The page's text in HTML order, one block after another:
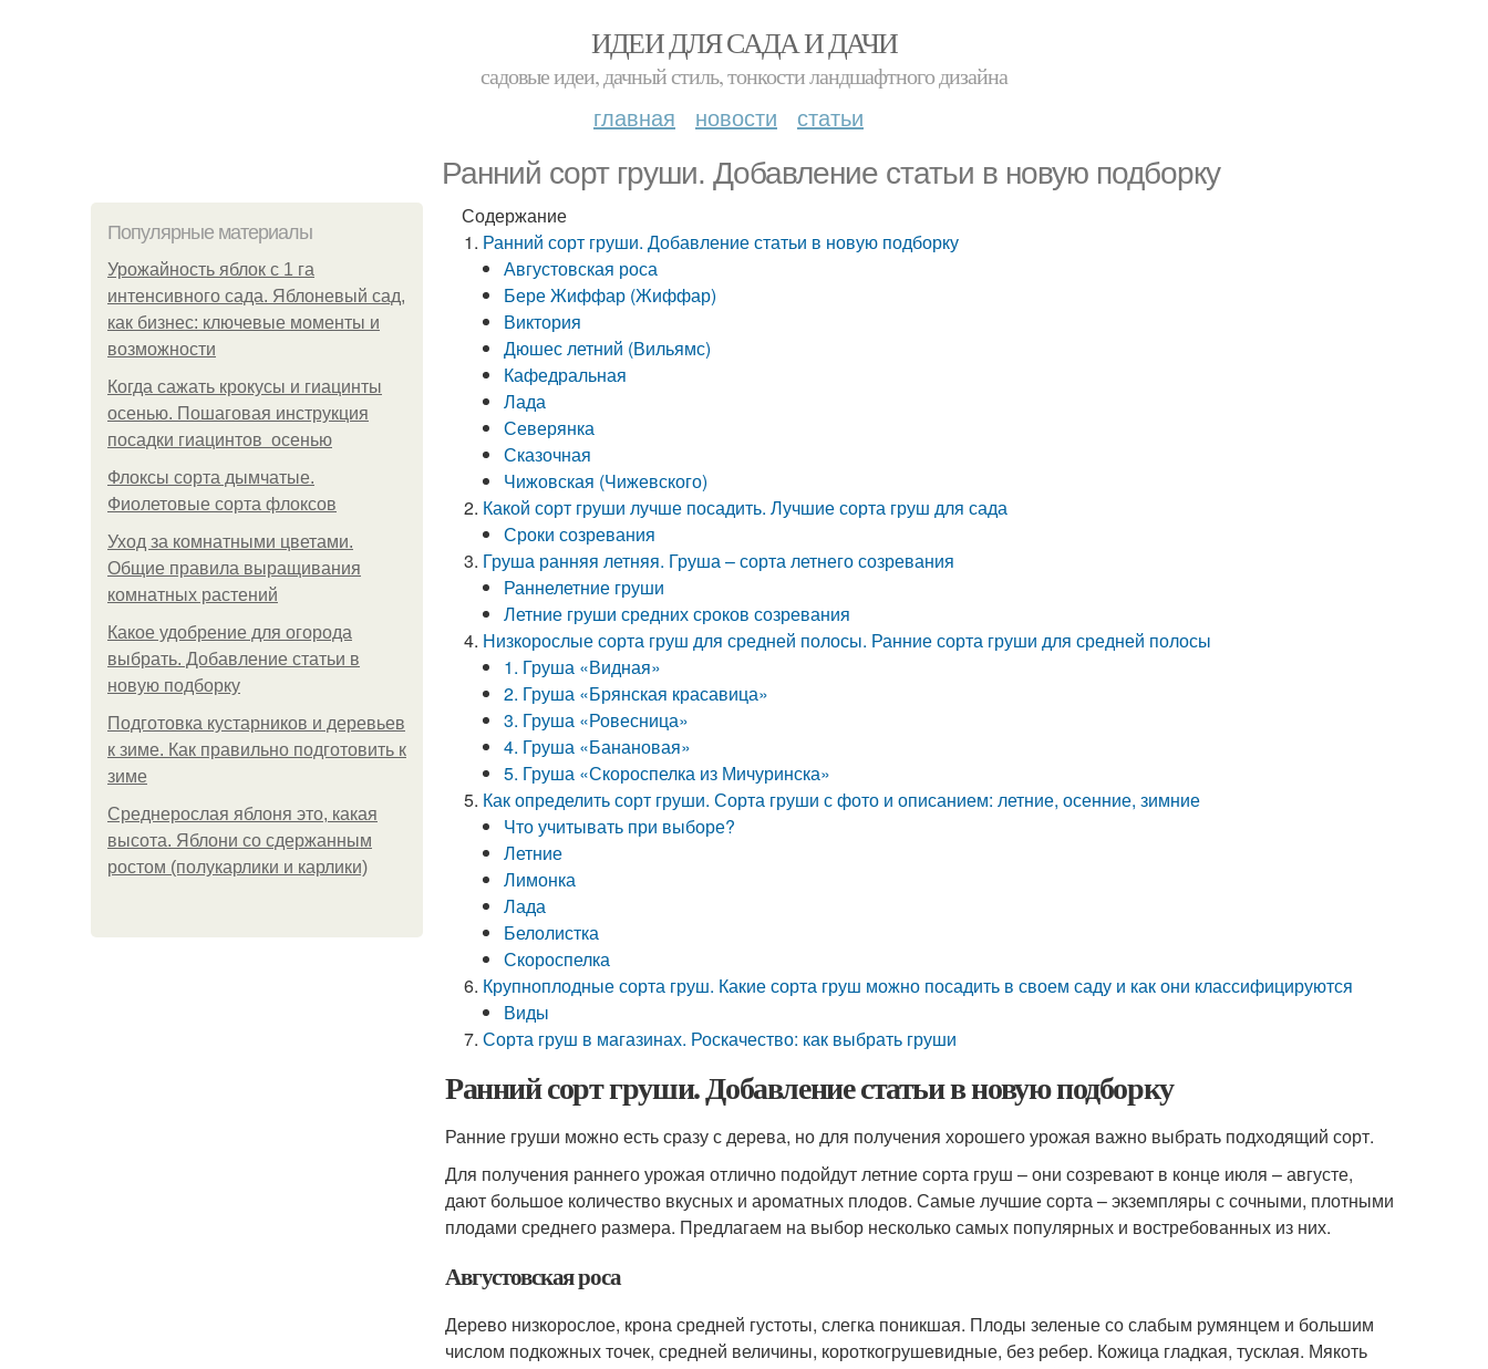
ИДЕИ ДЛЯ САДА И ДАЧИ
садовые идеи, дачный стиль, тонкости ландшафтного дизайна
главная новости статьи
Ранний сорт груши. Добавление статьи в новую подборку
Популярные материалы
Урожайность яблок с 1 га
интенсивного сада. Яблоневый сад,
как бизнес: ключевые моменты и
возможности
Когда сажать крокусы и гиацинты
осенью. Пошаговая инструкция
посадки гиацинтов осенью
Флоксы сорта дымчатые.
Фиолетовые сорта флоксов
Уход за комнатными цветами.
Общие правила выращивания
комнатных растений
Какое удобрение для огорода
выбрать. Добавление статьи в
новую подборку
Подготовка кустарников и деревьев
к зиме. Как правильно подготовить к
зиме
Среднерослая яблоня это, какая
высота. Яблони со сдержанным
ростом (полукарлики и карлики)
Содержание
Ранний сорт груши. Добавление статьи в новую подборку
Августовская роса
Бере Жиффар (Жиффар)
Виктория
Дюшес летний (Вильямс)
Кафедральная
Лада
Северянка
Сказочная
Чижовская (Чижевского)
Какой сорт груши лучше посадить. Лучшие сорта груш для сада
Сроки созревания
Груша ранняя летняя. Груша – сорта летнего созревания
Раннелетние груши
Летние груши средних сроков созревания
Низкорослые сорта груш для средней полосы. Ранние сорта груши для средней полосы
1. Груша «Видная»
2. Груша «Брянская красавица»
3. Груша «Ровесница»
4. Груша «Банановая»
5. Груша «Скороспелка из Мичуринска»
Как определить сорт груши. Сорта груши с фото и описанием: летние, осенние, зимние
Что учитывать при выборе?
Летние
Лимонка
Лада
Белолистка
Скороспелка
Крупноплодные сорта груш. Какие сорта груш можно посадить в своем саду и как они классифицируются
Виды
Сорта груш в магазинах. Роскачество: как выбрать груши
Ранний сорт груши. Добавление статьи в новую подборку
Ранние груши можно есть сразу с дерева, но для получения хорошего урожая важно выбрать подходящий сорт.
Для получения раннего урожая отлично подойдут летние сорта груш – они созревают в конце июля – августе,
дают большое количество вкусных и ароматных плодов. Самые лучшие сорта – экземпляры с сочными, плотными
плодами среднего размера. Предлагаем на выбор несколько самых популярных и востребованных из них.
Августовская роса
Дерево низкорослое, крона средней густоты, слегка поникшая. Плоды зеленые со слабым румянцем и большим
числом подкожных точек, средней величины, короткогрушевидные, без ребер. Кожица гладкая, тусклая. Мякоть